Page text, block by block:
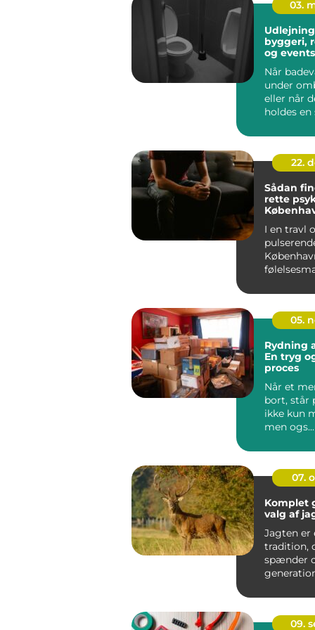
03.
byggeri,
og events
Når
under
eller når
holdes en
22.
Sådan
rette
I en travl
05.
Rydning
En tryg
proces
Når et
bort, står
ikke kun
men ogs...
07.
Komplet
valg af
Jagten er
tradition,
spænder
moder...
09.